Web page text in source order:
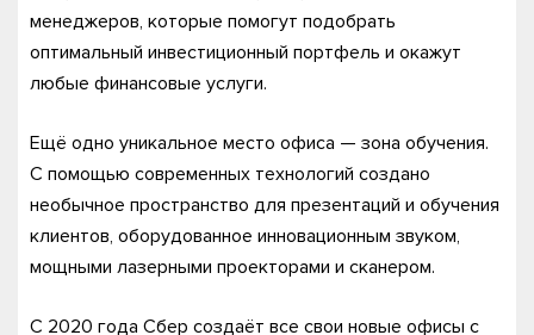
менеджеров, которые помогут подобрать
оптимальный инвестиционный портфель и окажут
любые финансовые услуги.
Ещё одно уникальное место офиса — зона обучения.
С помощью современных технологий создано
необычное пространство для презентаций и обучения
клиентов, оборудованное инновационным звуком,
мощными лазерными проекторами и сканером.
С 2020 года Сбер создаёт все свои новые офисы с